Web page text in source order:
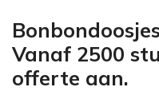
Vanaf 2500
offerte aan.